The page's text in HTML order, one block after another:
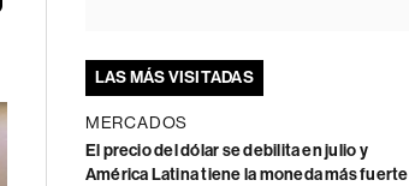
LAS MÁS VISITADAS
MERCADOS
El precio del dólar se debilita en julio y
América Latina tiene la moneda más fuerte